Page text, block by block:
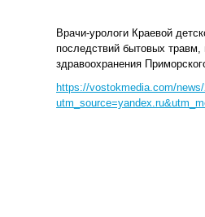
Врачи-урологи Краевой
последствий бытовых
здравоохранения
https://vostokmedia.com/